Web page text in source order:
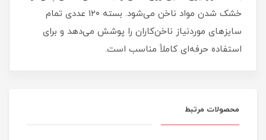
خشک شدن مواد ناخن می‌شود. بسته ۱۲۰ عددی تمام
سایزهای موردنیاز ناخن‌کاران را پوشش می‌دهد و برای
استفاده حرفه‌ای کاملاً مناسب است.
محصولات مرتبط